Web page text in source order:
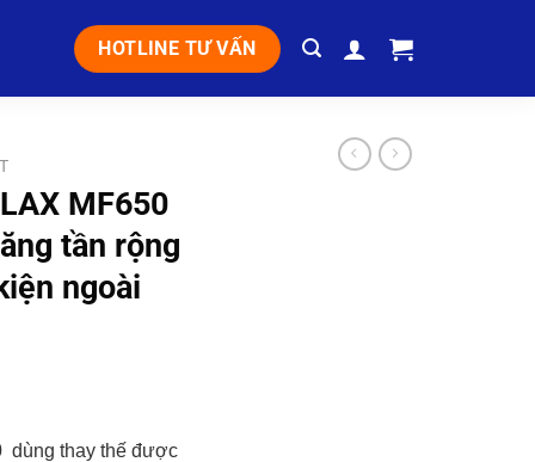
HOTLINE TƯ VẤN
MF650
tần rộng
ngoài
dùng thay thế được